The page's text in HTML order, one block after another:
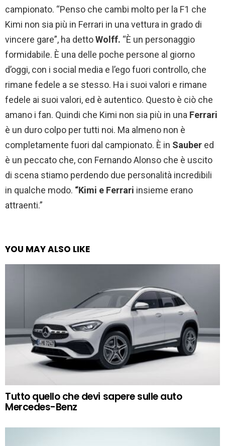
campionato. “Penso che cambi molto per la F1 che
Kimi non sia più in Ferrari in una vettura in grado di
vincere gare”, ha dettoWolff. “È un personaggio
formidabile. È una delle poche persone al giorno
d’oggi, con i social media e l’ego fuori controllo, che
rimane fedele a se stesso. Ha i suoi valori e rimane
fedele ai suoi valori, ed è autentico. Questo è ciò che
amano i fan. Quindi che Kimi non sia più in una Ferrari
è un duro colpo per tutti noi. Ma almeno non è
completamente fuori dal campionato. È in Sauber ed
è un peccato che, con Fernando Alonso che è uscito
di scena stiamo perdendo due personalità incredibili
in qualche modo. “Kimi e Ferrari insieme erano
attraenti.”
YOU MAY ALSO LIKE
Tutto quello che devi sapere sulle auto
Mercedes-Benz